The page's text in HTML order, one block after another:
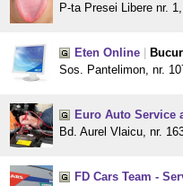
P-ta Presei Libere nr.
Eten Online
Sos. Pantelimon, nr.
Euro Auto Service
Bd. Aurel Vlaicu, nr.
FD Cars Team -